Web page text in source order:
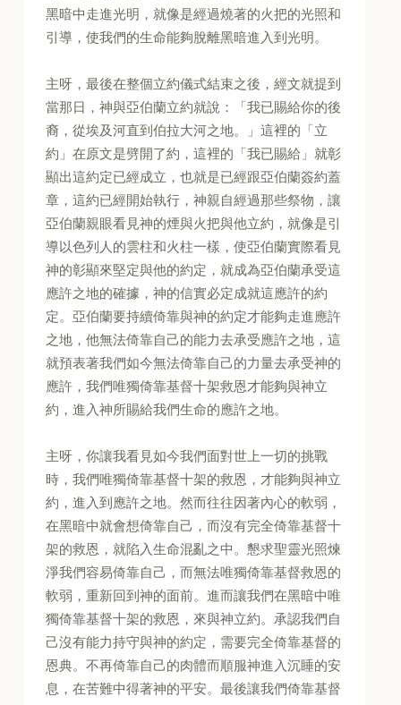
黑暗中走進光明，就像是經過燒著的火把的光照和
引導，使我們的生命能夠脫離黑暗進入到光明。
主呀，最後在整個立約儀式結束之後，經文就提到
當那日，神與亞伯蘭立約就說：「我已賜給你的後
裔，從埃及河直到伯拉大河之地。」這裡的「立
約」在原文是劈開了約，這裡的「我已賜給」就彰
顯出這約定已經成立，也就是已經跟亞伯蘭簽約蓋
章，這約已經開始執行，神親自經過那些祭物，讓
亞伯蘭親眼看見神的煙與火把與他立約，就像是引
導以色列人的雲柱和火柱一樣，使亞伯蘭實際看見
神的彰顯來堅定與他的約定，就成為亞伯蘭承受這
應許之地的確據，神的信實必定成就這應許的約
定。亞伯蘭要持續倚靠與神的約定才能夠走進應許
之地，他無法倚靠自己的能力去承受應許之地，這
就預表著我們如今無法倚靠自己的力量去承受神的
應許，我們唯獨倚靠基督十架救恩才能夠與神立
約，進入神所賜給我們生命的應許之地。
主呀，你讓我看見如今我們面對世上一切的挑戰
時，我們唯獨倚靠基督十架的救恩，才能夠與神立
約，進入到應許之地。然而往往因著內心的軟弱，
在黑暗中就會想倚靠自己，而沒有完全倚靠基督十
架的救恩，就陷入生命混亂之中。懇求聖靈光照煉
淨我們容易倚靠自己，而無法唯獨倚靠基督救恩的
軟弱，重新回到神的面前。進而讓我們在黑暗中唯
獨倚靠基督十架的救恩，來與神立約。承認我們自
己沒有能力持守與神的約定，需要完全倚靠基督的
恩典。不再倚靠自己的肉體而順服神進入沉睡的安
息，在苦難中得著神的平安。最後讓我們倚靠基督